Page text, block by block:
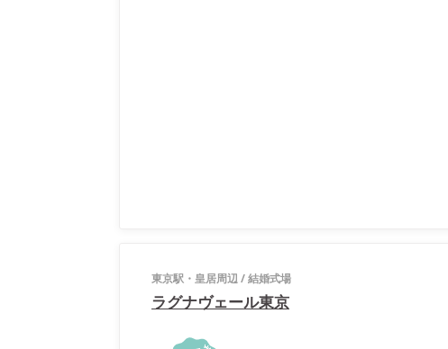
東京駅・皇居周辺/結婚式場
ラグナヴェール東京